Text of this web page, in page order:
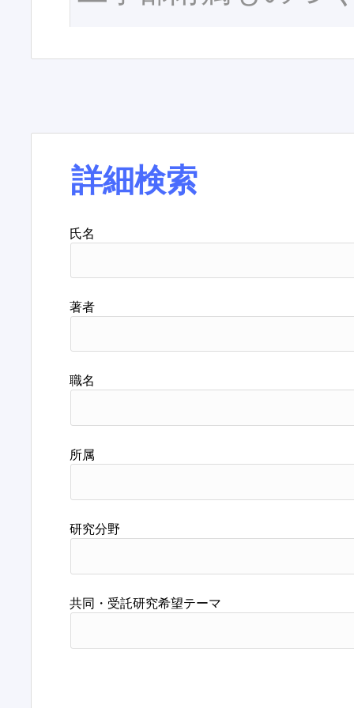
詳細検索
氏名
著者
職名
所属
研究分野
共同・受託研究希望テーマ